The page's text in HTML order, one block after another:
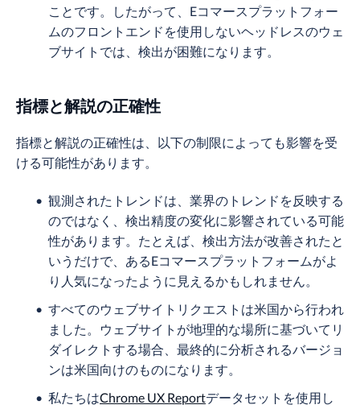
ことです。したがって、Eコマースプラットフォー
ムのフロントエンドを使用しないヘッドレスのウェ
ブサイトでは、検出が困難になります。
指標と解説の正確性
指標と解説の正確性は、以下の制限によっても影響を受
ける可能性があります。
観測されたトレンドは、業界のトレンドを反映する
のではなく、検出精度の変化に影響されている可能
性があります。たとえば、検出方法が改善されたと
いうだけで、あるEコマースプラットフォームがよ
り人気になったように見えるかもしれません。
すべてのウェブサイトリクエストは米国から行われ
ました。ウェブサイトが地理的な場所に基づいてリ
ダイレクトする場合、最終的に分析されるバージョ
ンは米国向けのものになります。
私たちはChrome UX Reportデータセットを使用し